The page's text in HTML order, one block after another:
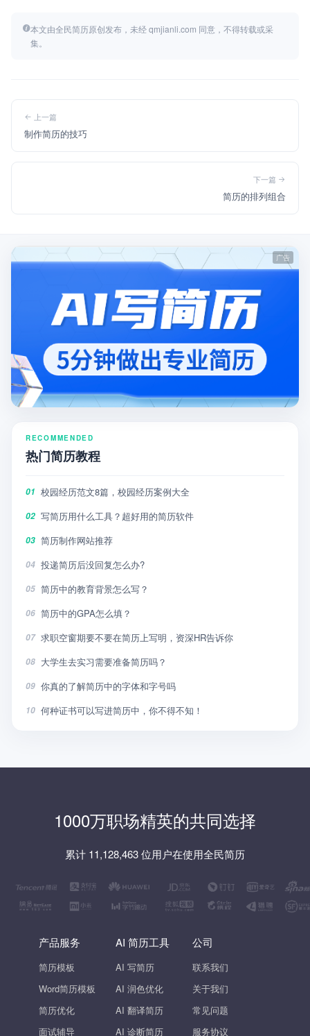
本文由全民简历原创发布，未经 qmjianli.com 同意，不得转载或采
集。
上一篇
制作简历的技巧
下一篇
简历的排列组合
RECOMMENDED
热门简历教程
01 校园经历范文8篇，校园经历案例大全
02 写简历用什么工具？超好用的简历软件
03 简历制作网站推荐
04 投递简历后没回复怎么办?
05 简历中的教育背景怎么写？
06 简历中的GPA怎么填？
07 求职空窗期要不要在简历上写明，资深HR告诉你
08 大学生去实习需要准备简历吗？
09 你真的了解简历中的字体和字号吗
10 何种证书可以写进简历中，你不得不知！
1000万职场精英的共同选择
累计 11,128,463 位用户在使用全民简历
产品服务
简历模板
Word简历模板
简历优化
面试辅导
AI 简历工具
AI 写简历
AI 润色优化
AI 翻译简历
AI 诊断简历
公司
联系我们
关于我们
常见问题
服务协议